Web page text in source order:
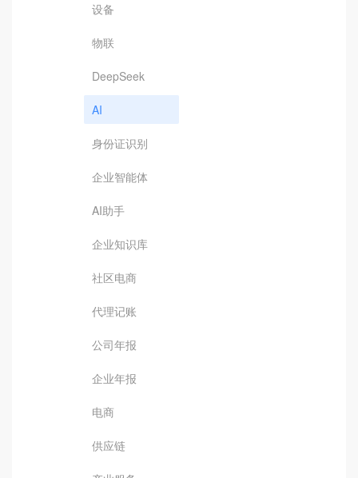
设备
物联
DeepSeek
AI
身份证识别
企业智能体
AI助手
企业知识库
社区电商
代理记账
公司年报
企业年报
电商
供应链